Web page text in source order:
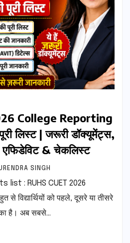
College Reporting
लिस्ट | जरूरी डॉक्यूमेंट्स,
& चेकलिस्ट
SINGH
list : RUHS CUET 2026
से विद्यार्थियों को पहले, दूसरे या तीसरे
है। अब सबसे…